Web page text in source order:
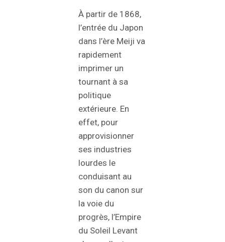
À partir de 1868,
l’entrée du Japon
dans l’ère Meiji va
rapidement
imprimer un
tournant à sa
politique
extérieure. En
effet, pour
approvisionner
ses industries
lourdes le
conduisant au
son du canon sur
la voie du
progrès, l’Empire
du Soleil Levant